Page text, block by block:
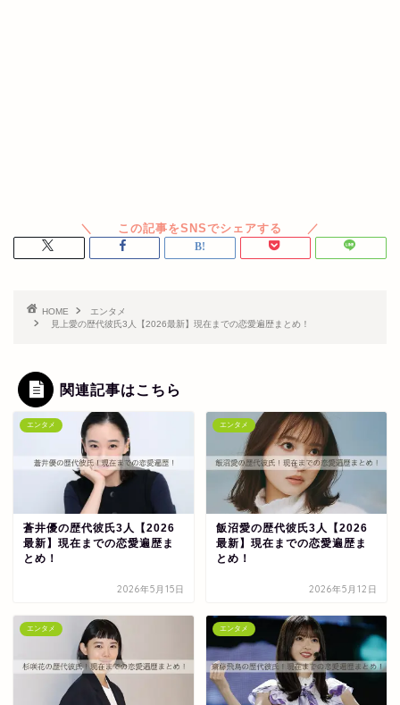
HOME
エンタメ
見上愛の歴代彼氏3人【2026最新】現在までの恋愛遍歴まとめ！
関連記事はこちら
エンタメ
蒼井優の歴代彼氏3人【2026
最新】現在までの恋愛遍歴ま
とめ！
2026年5月15日
エンタメ
飯沼愛の歴代彼氏3人【2026
最新】現在までの恋愛遍歴ま
とめ！
2026年5月12日
エンタメ エンタメ